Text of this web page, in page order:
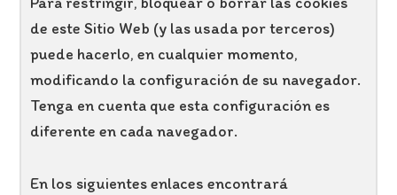
de este Sitio Web (y las usada por terceros)
puede hacerlo, en cualquier momento,
modificando la configuración de su navegador.
Tenga en cuenta que esta configuración es
diferente en cada navegador.
En los siguientes enlaces encontrará